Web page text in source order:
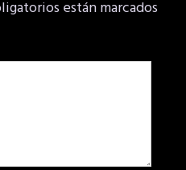
están marcados